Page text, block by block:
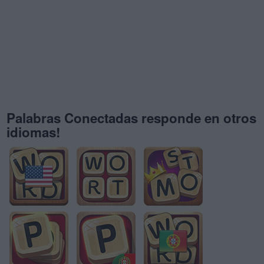
Palabras Conectadas responde en otros
idiomas!